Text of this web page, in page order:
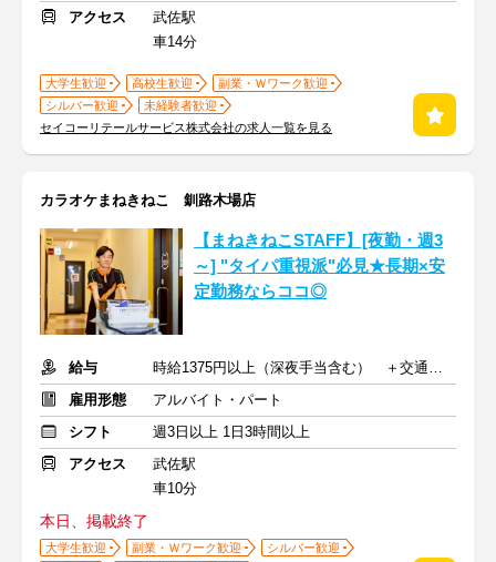
アクセス
武佐駅
車14分
大学生歓迎 高校生歓迎
副業・Ｗワーク歓迎
シルバー歓迎
未経験者歓迎
セイコーリテールサービス株式会社の求人一覧を見る
カラオケまねきねこ 釧路木場店
【まねきねこSTAFF】[夜勤・週3
～] "タイパ重視派"必見★長期×安
定勤務ならココ◎
給与
時給1375円以上（深夜手当含む） ＋交通費支給
雇用形態
アルバイト・パート
シフト
週3日以上 1日3時間以上
アクセス
武佐駅
車10分
本日、掲載終了
大学生歓迎 副業・Ｗワーク歓迎
シルバー歓迎